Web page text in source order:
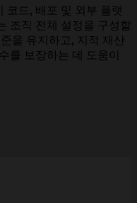
코드, 배포 및 외부 플랫
조직 전체 설정을 구성할
을 유지하고, 지적 재산
를 보장하는 데 도움이